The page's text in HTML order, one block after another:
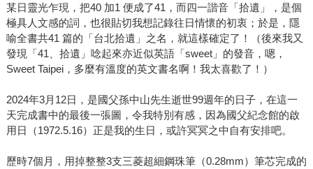
某日靈光乍現，把40 加1 便成了41，而四一諧音「拾遺」，是個
極具人文感的詞，也很貼切我想記錄往日情懷的初衷；於是，隱
喻全書共41 篇的「台北拾遺」之名，就這樣確定了！（後來我又
發現「41、拾遺」唸起來亦近似英語「sweet」的發音，嗯，
Sweet Taipei，多麼有溫度的英文書名啊！我太喜歡了！）
2024年3月12日，是國父孫中山先生逝世99週年的日子，在這一
天完成書中的最後一張圖，令我特別有感，因為國父紀念館的啟
用日（1972.5.16）正是我的生日，或許冥冥之中自有安排吧。
歷時7個月，用掉整整3支三菱超細鋼珠筆（0.28mm）筆芯完成的